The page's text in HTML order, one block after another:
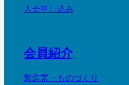
入会申し込み
会員紹介
製造業・ものづくり